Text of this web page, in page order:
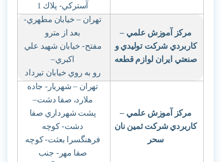
آستركي- پلاك 1
مركز آموزش علمي –
كاربردي شركت توليدي و
صنعتي ايران لوازم قطعه
تهران – خيابان مطهري-
بعد از مترو
مفتح- خيابان شهيد علي
اكبري–
رو به روي خيابان تيرداد
مركز آموزش علمي –
كاربردي شركت ثمين نان
سحر
تهران – شهريار- جاده
ملارد، صفا دشت–
پشت شهرداري صفا
دشت- كوچه
فرهنگسرا بعثت- كوچه
صفا مهر- جنب